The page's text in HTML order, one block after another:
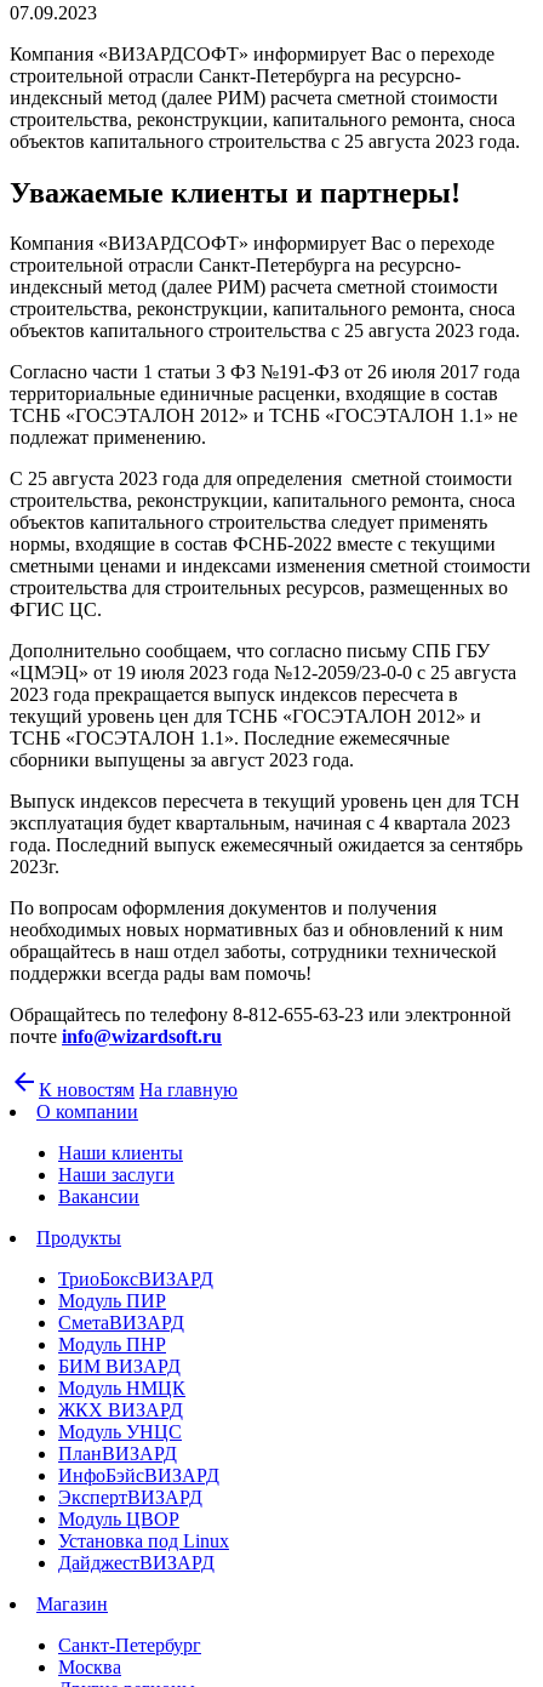
07.09.2023
Компания «ВИЗАРДСОФТ» информирует Вас о переходе
строительной отрасли Санкт-Петербурга на ресурсно-
индексный метод (далее РИМ) расчета сметной стоимости
строительства, реконструкции, капитального ремонта, сноса
объектов капитального строительства с 25 августа 2023 года.
Уважаемые клиенты и партнеры!
Компания «ВИЗАРДСОФТ» информирует Вас о переходе
строительной отрасли Санкт-Петербурга на ресурсно-
индексный метод (далее РИМ) расчета сметной стоимости
строительства, реконструкции, капитального ремонта, сноса
объектов капитального строительства с 25 августа 2023 года.
Согласно части 1 статьи 3 ФЗ №191-ФЗ от 26 июля 2017 года
территориальные единичные расценки, входящие в состав
ТСНБ «ГОСЭТАЛОН 2012» и ТСНБ «ГОСЭТАЛОН 1.1» не
подлежат применению.
С 25 августа 2023 года для определения сметной стоимости
строительства, реконструкции, капитального ремонта, сноса
объектов капитального строительства следует применять
нормы, входящие в состав ФСНБ-2022 вместе с текущими
сметными ценами и индексами изменения сметной стоимости
строительства для строительных ресурсов, размещенных во
ФГИС ЦС.
Дополнительно сообщаем, что согласно письму СПБ ГБУ
«ЦМЭЦ» от 19 июля 2023 года №12-2059/23-0-0 с 25 августа
2023 года прекращается выпуск индексов пересчета в
текущий уровень цен для ТСНБ «ГОСЭТАЛОН 2012» и
ТСНБ «ГОСЭТАЛОН 1.1». Последние ежемесячные
сборники выпущены за август 2023 года.
Выпуск индексов пересчета в текущий уровень цен для ТСН
эксплуатация будет квартальным, начиная с 4 квартала 2023
года. Последний выпуск ежемесячный ожидается за сентябрь
2023г.
По вопросам оформления документов и получения
необходимых новых нормативных баз и обновлений к ним
обращайтесь в наш отдел заботы, сотрудники технической
поддержки всегда рады вам помочь!
Обращайтесь по телефону 8-812-655-63-23 или электронной
почте info@wizardsoft.ru
arrow_back К новостям На главную
О компании
Наши клиенты
Наши заслуги
Вакансии
Продукты
ТриоБоксВИЗАРД
Модуль ПИР
СметаВИЗАРД
Модуль ПНР
БИМ ВИЗАРД
Модуль НМЦК
ЖКХ ВИЗАРД
Модуль УНЦС
ПланВИЗАРД
ИнфоБэйсВИЗАРД
ЭкспертВИЗАРД
Модуль ЦВОР
Установка под Linux
ДайджестВИЗАРД
Магазин
Санкт-Петербург
Москва